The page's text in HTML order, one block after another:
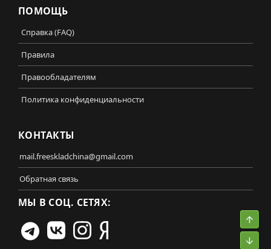
ПОМОЩЬ
Справка (FAQ)
Правила
Правообладателям
Политика конфиденциальности
КОНТАКТЫ
mail.freeskladchina@gmail.com
Обратная связь
МЫ В СОЦ. СЕТЯХ: